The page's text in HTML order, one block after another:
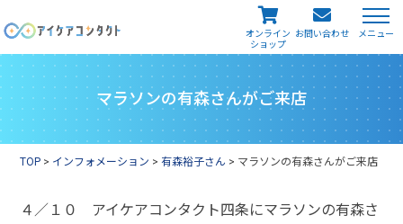
メニュー
オンライン
ショップ
お問い合わせ
マラソンの有森さんがご来店
TOP > インフォメーション >有森裕子さん > マラソンの有森さんがご来店
４／１０ アイケアコンタクト四条にマラソンの有森さ